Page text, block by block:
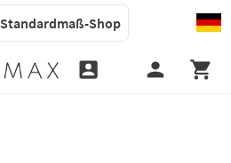
Standardmaß-Shop